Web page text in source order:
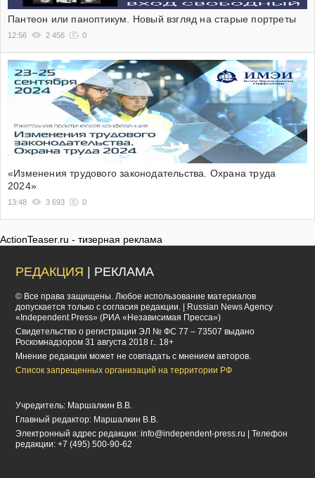
Пантеон или паноптикум. Новый взгляд на старые портреты
12:56 2 456 0
«Изменения трудового законодательства. Охрана труда
2024»
13:48 3 693 0
ActionTeaser.ru - тизерная реклама
РЕДАКЦИЯ | РЕКЛАМА
© Все права защищены. Любое использование материалов
допускается только с согласия редакции. | Russian News Agency
«Independent Press» (РИА «Независимая Пресса»)
Cвидетельство о регистрации ЭЛ № ФС 77 – 73507 выдано
Роскомнадзором 31 августа 2018 г.. 18+
Мнение редакции может не совпадать с мнением авторов.
Список запрещенных организаций на территории РФ
Учредитель: Маршалкин В.В.
Главный редактор: Маршалкин В.В.
Электронный адрес редакции:info@independent-press.ru
| Телефон
редакции: +7 (495) 500-90-62